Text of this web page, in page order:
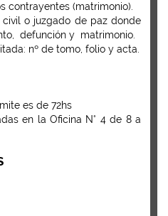
contrayentes (matrimonio).
o juzgado de paz donde
 defunción y  matrimonio. 
nº de tomo, folio y acta.
es de 72hs
en la Oficina N° 4 de 8 a